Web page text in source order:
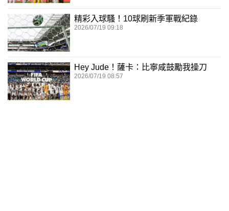
精彩入球騷！10球刷新季軍戰紀錄
2026/07/19 09:18
Hey Jude！薩卡：比寧咸鼓勵我操刀
2026/07/19 08:57